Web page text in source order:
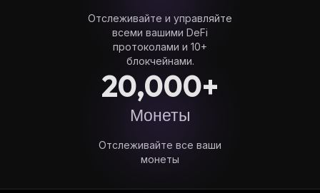
Отслеживайте и управляйте
всеми вашими DeFi
протоколами и 10+
блокчейнами.
20,000+
Монеты
Отслеживайте все ваши
монеты